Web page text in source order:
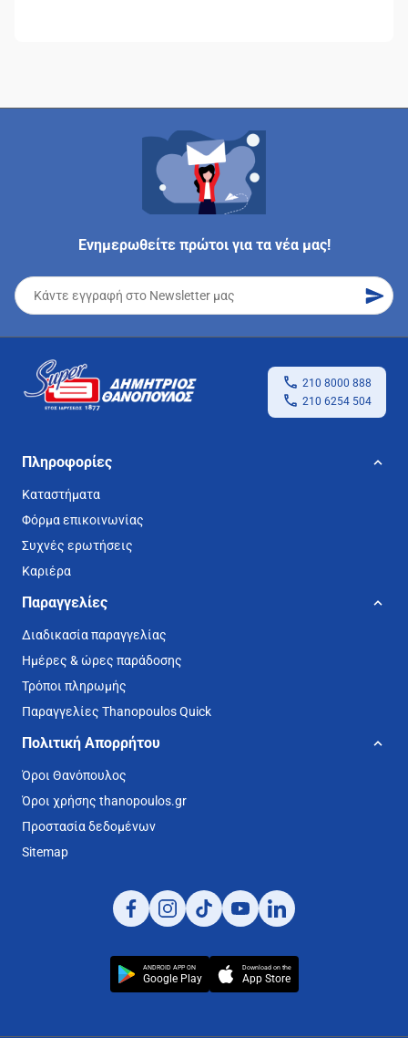
Ενημερωθείτε πρώτοι για τα νέα μας!
210 8000 888
210 6254 504
Πληροφορίες
Καταστήματα
Φόρμα επικοινωνίας
Συχνές ερωτήσεις
Καριέρα
Παραγγελίες
Διαδικασία παραγγελίας
Ημέρες & ώρες παράδοσης
Τρόποι πληρωμής
Παραγγελίες Thanopoulos Quick
Πολιτική Απορρήτου
Όροι Θανόπουλος
Όροι χρήσης thanopoulos.gr
Προστασία δεδομένων
Sitemap
ANDROID APP ON
Google Play
Download on the
App Store